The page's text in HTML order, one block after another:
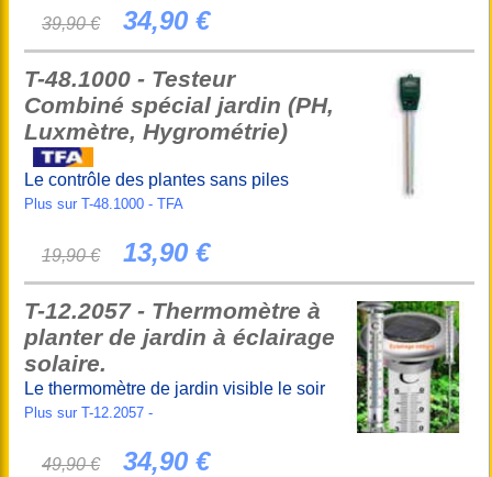
39,90 € 34,90 €
T-48.1000 - Testeur
Combiné spécial jardin (PH,
Luxmètre, Hygrométrie)
Le contrôle des plantes sans piles
Plus sur T-48.1000 - TFA
19,90 € 13,90 €
T-12.2057 - Thermomètre à
planter de jardin à éclairage
solaire.
Le thermomètre de jardin visible le soir
Plus sur T-12.2057 -
49,90 € 34,90 €